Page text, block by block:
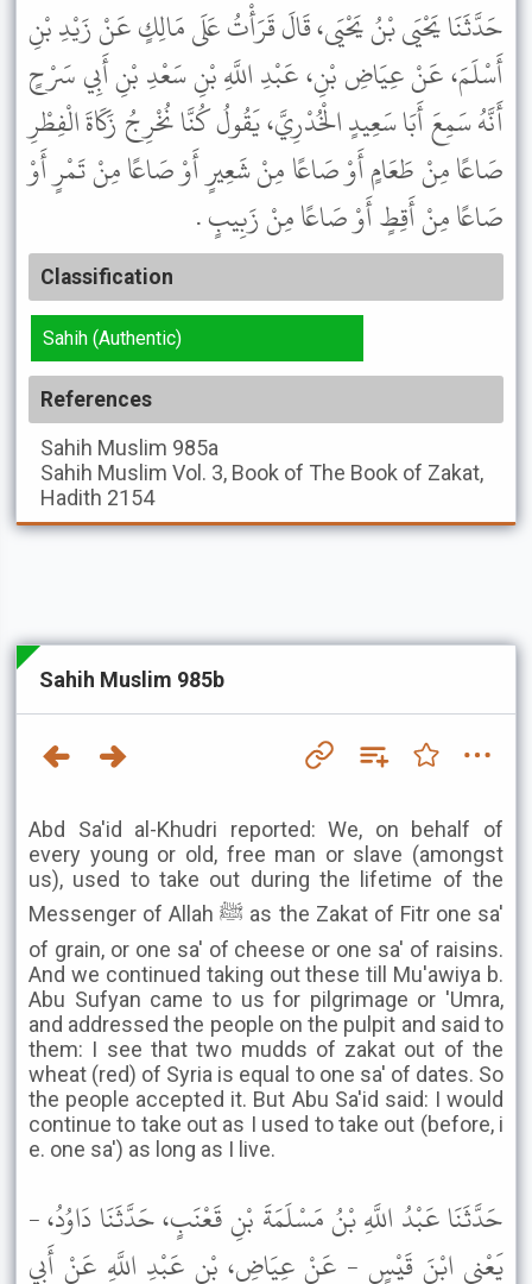
حَدَّثَنَا يَحْيَى بْنُ يَحْيَى، قَالَ قَرَأْتُ عَلَى مَالِكٍ عَنْ زَيْدِ بْنِ
أَسْلَمَ، عَنْ عِيَاضِ بْنِ، عَبْدِ اللَّهِ بْنِ سَعْدِ بْنِ أَبِي سَرْحٍ
أَنَّهُ سَمِعَ أَبَا سَعِيدٍ الْخُدْرِيَّ، يَقُولُ كُنَّا نُخْرِجُ زَكَاةَ الْفِطْرِ
صَاعًا مِنْ طَعَامٍ أَوْ صَاعًا مِنْ شَعِيرٍ أَوْ صَاعًا مِنْ تَمْرٍ أَوْ
صَاعًا مِنْ أَقِطٍ أَوْ صَاعًا مِنْ زَبِيبٍ .
Classification
Sahih (Authentic)
References
Sahih Muslim 985a
Sahih Muslim Vol. 3, Book of The Book of Zakat,
Hadith 2154
Sahih Muslim 985b
Abd Sa'id al-Khudri reported: We, on behalf of
every young or old, free man or slave (amongst
us), used to take out during the lifetime of the
Messenger of Allah ﷺ as the Zakat of Fitr one sa'
of grain, or one sa' of cheese or one sa' of raisins.
And we continued taking out these till Mu'awiya b.
Abu Sufyan came to us for pilgrimage or 'Umra,
and addressed the people on the pulpit and said to
them: I see that two mudds of zakat out of the
wheat (red) of Syria is equal to one sa' of dates. So
the people accepted it. But Abu Sa'id said: I would
continue to take out as I used to take out (before, i
e. one sa') as long as I live.
حَدَّثَنَا عَبْدُ اللَّهِ بْنُ مَسْلَمَةَ بْنِ قَعْنَبٍ، حَدَّثَنَا دَاوُدُ، -
يَعْنِي ابْنَ قَيْسٍ - عَنْ عِيَاضِ، بْنِ عَبْدِ اللَّهِ عَنْ أَبِي